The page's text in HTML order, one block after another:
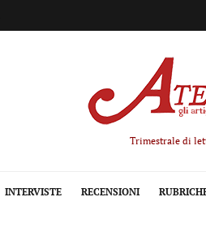
Trimestrale di
INTERVISTE RECENSIONI